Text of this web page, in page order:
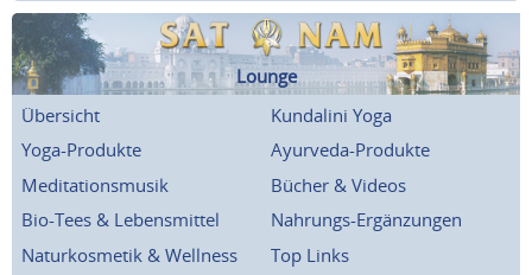
Lounge
Übersicht
Kundalini Yoga
Yoga-Produkte
Ayurveda-Produkte
Meditationsmusik
Bücher & Videos
Bio-Tees & Lebensmittel
Nahrungs-Ergänzungen
Naturkosmetik & Wellness
Top Links